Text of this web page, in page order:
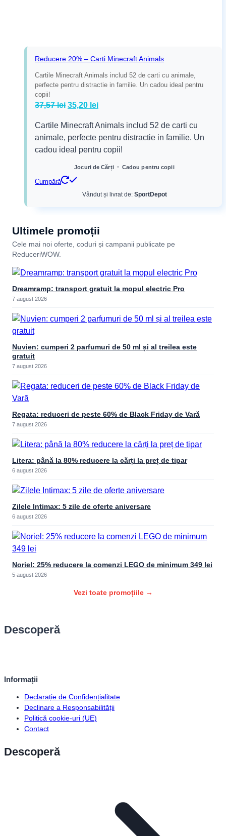
Reducere 20% – Carti Minecraft Animals
Cartile Minecraft Animals includ 52 de carti cu animale,
perfecte pentru distractie in familie. Un cadou ideal pentru
copii!
37,57lei Prețul
a
fost:
37,57 lei.
35,20 leiPrețul
este:
35,20 lei.
Cartile Minecraft Animals includ 52 de carti cu
animale, perfecte pentru distractie in familie. Un
cadou ideal pentru copii!
Jocuri de Cărți • Cadou pentru copii
Cumpără
Vândut și livrat de: SportDepot
Ultimele promoții
Cele mai noi oferte, coduri și campanii publicate pe
ReduceriWOW.
Dreamramp: transport gratuit la mopul electric Pro
7 august 2026
Nuvien: cumperi 2 parfumuri de 50 ml și al treilea este
gratuit
7 august 2026
Regata: reduceri de peste 60% de Black Friday de Vară
7 august 2026
Litera: până la 80% reducere la cărți la preț de tipar
6 august 2026
Zilele Intimax: 5 zile de oferte aniversare
6 august 2026
Noriel: 25% reducere la comenzi LEGO de minimum 349 lei
5 august 2026
Vezi toate promoțiile →
Descoperă
Informații
Declarație de Confidențialitate
Declinare a Responsabilității
Politică cookie-uri (UE)
Contact
Descoperă